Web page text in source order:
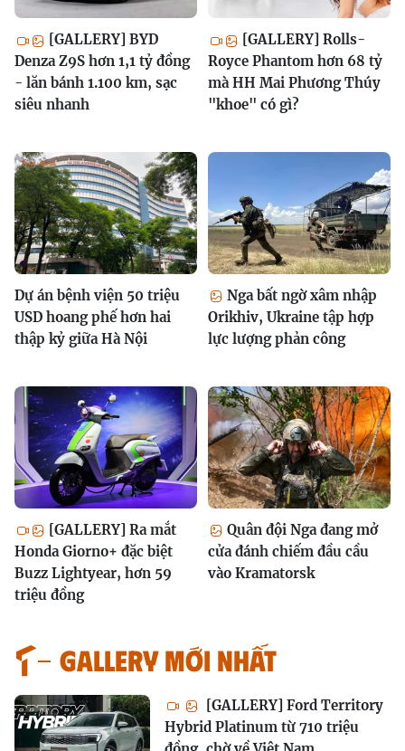
[GALLERY] BYD
Denza Z9S hơn 1,1 tỷ đồng
- lăn bánh 1.100 km, sạc
siêu nhanh
[GALLERY] Rolls-
Royce Phantom hơn 68 tỷ
mà HH Mai Phương Thúy
"khoe" có gì?
Dự án bệnh viện 50 triệu
USD hoang phế hơn hai
thập kỷ giữa Hà Nội
Nga bất ngờ xâm nhập
Orikhiv, Ukraine tập hợp
lực lượng phản công
[GALLERY] Ra mắt
Honda Giorno+ đặc biệt
Buzz Lightyear, hơn 59
triệu đồng
Quân đội Nga đang mở
cửa đánh chiếm đầu cầu
vào Kramatorsk
GALLERY MỚI NHẤT
[GALLERY] Ford Territory
Hybrid Platinum từ 710 triệu